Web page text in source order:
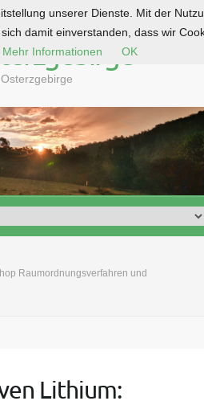
Raumordnungsverfahren und
Lithium:
unserer Dienste. Mit der
damit einverstanden, dass wir
Mehr Informationen OK